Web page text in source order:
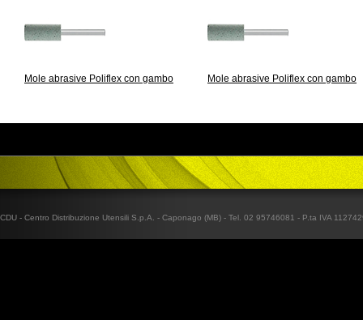
Mole abrasive Poliflex con gambo Mole abrasive Poliflex con gambo
CDU - Centro Distribuzione Utensili S.p.A. - Caponago (MB) - Tel. 02 95746081 - P.ta IVA